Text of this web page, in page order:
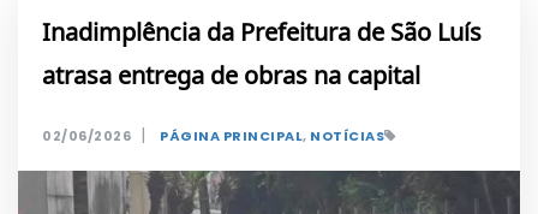
Inadimplência da Prefeitura de São Luís
atrasa entrega de obras na capital
02/06/2026 | PÁGINA PRINCIPAL, NOTÍCIAS